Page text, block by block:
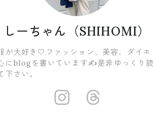
しーちゃん（SHIHOMI）
が大好き🤍ファッション、美容、ダイエ
にblogを書いています✍️是非ゆっくり
下さい。
https://